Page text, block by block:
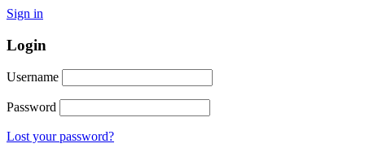
Sign in
Login
Username
Password
Lost your password?